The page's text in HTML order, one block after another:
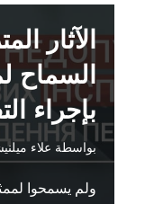
الآثار
السماح
بإجراء
بواسطة علاء
ولم يسمحوا